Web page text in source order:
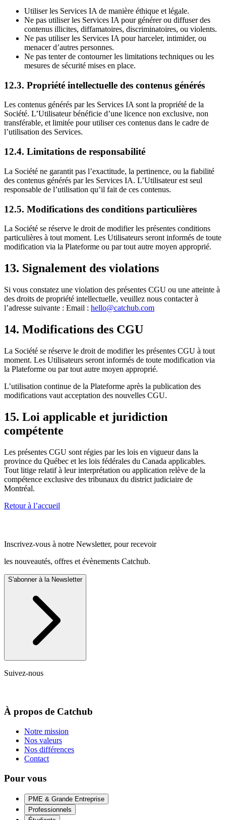
Utiliser les Services IA de manière éthique et légale.
Ne pas utiliser les Services IA pour générer ou diffuser des
contenus illicites, diffamatoires, discriminatoires, ou violents.
Ne pas utiliser les Services IA pour harceler, intimider, ou
menacer d’autres personnes.
Ne pas tenter de contourner les limitations techniques ou les
mesures de sécurité mises en place.
12.3. Propriété intellectuelle des contenus générés
Les contenus générés par les Services IA sont la propriété de la
Société. L’Utilisateur bénéficie d’une licence non exclusive, non
transférable, et limitée pour utiliser ces contenus dans le cadre de
l’utilisation des Services.
12.4. Limitations de responsabilité
La Société ne garantit pas l’exactitude, la pertinence, ou la fiabilité
des contenus générés par les Services IA. L’Utilisateur est seul
responsable de l’utilisation qu’il fait de ces contenus.
12.5. Modifications des conditions particulières
La Société se réserve le droit de modifier les présentes conditions
particulières à tout moment. Les Utilisateurs seront informés de toute
modification via la Plateforme ou par tout autre moyen approprié.
13. Signalement des violations
Si vous constatez une violation des présentes CGU ou une atteinte à
des droits de propriété intellectuelle, veuillez nous contacter à
l’adresse suivante : Email : hello@catchub.com
14. Modifications des CGU
La Société se réserve le droit de modifier les présentes CGU à tout
moment. Les Utilisateurs seront informés de toute modification via
la Plateforme ou par tout autre moyen approprié.
L’utilisation continue de la Plateforme après la publication des
modifications vaut acceptation des nouvelles CGU.
15. Loi applicable et juridiction
compétente
Les présentes CGU sont régies par les lois en vigueur dans la
province du Québec et les lois fédérales du Canada applicables.
Tout litige relatif à leur interprétation ou application relève de la
compétence exclusive des tribunaux du district judiciaire de
Montréal.
Retour à l’accueil
Inscrivez-vous à notre Newsletter, pour recevoir
les nouveautés, offres et évènements Catchub.
S'abonner à la Newsletter
Suivez-nous
À propos de Catchub
Notre mission
Nos valeurs
Nos différences
Contact
Pour vous
PME & Grande Entreprise
Professionnels